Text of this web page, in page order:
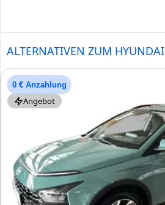
ALTERNATIVEN ZUM HYUNDAI
0 € Anzahlung
Angebot